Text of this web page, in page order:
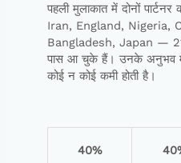
पहली मुलाकात में दोनों
Iran, England, Nigeria,
Bangladesh, Japan —
पास आ चुके हैं। उनके अनुभव
कोई न कोई कमी होती है।
40%